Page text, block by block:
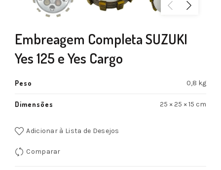
Embreagem Completa SUZUKI
Yes 125 e Yes Cargo
Peso 0,8 kg
Dimensões 25 × 25 × 15 cm
Adicionar à Lista de Desejos
Comparar